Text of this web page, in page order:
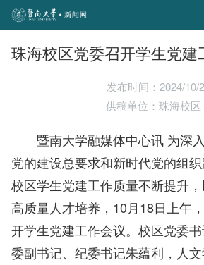
珠海校区党委召开学生党建
发布时间：2024/10/
供稿单位：珠海校区
暨南大学融媒体中心讯 为深
党的建设总要求和新时代党的组
校区学生党建工作质量不断提升
高质量人才培养，10月18日上午
开学生党建工作会议。校区党委
委副书记、纪委书记朱蕴利，人